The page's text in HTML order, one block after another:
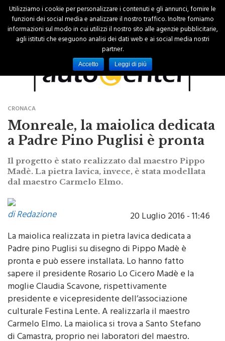
CRONACA
Monreale, la maiolica dedicata
a Padre Pino Puglisi è pronta
Il progetto è stato realizzato dal maestro Pippo
Madè. La pietra lavica, invece, è stata modellata
di Redazione
20 Luglio 2016 - 11:46
La maiolica realizzata in pietra lavica dedicata a
Padre pino Puglisi su disegno di Pippo Madè è
pronta e può essere installata. Lo hanno fatto
sapere il presidente Rosario Lo Cicero Madè e la
moglie Claudia Scavone, rispettivamente
presidente e vicepresidente dell’associazione
culturale Festina Lente. A realizzarla il maestro
Utilizziamo i cookie per personalizzare i contenuti e gli annunci, fornire le
funzioni dei social media e analizzare il nostro traffico. Inoltre forniamo
informazioni sul modo in cui utilizzi il nostro sito alle agenzie pubblicitarie,
agli istituti che eseguono analisi dei dati web e ai social media nostri
partner.
Accetto Leggi di più